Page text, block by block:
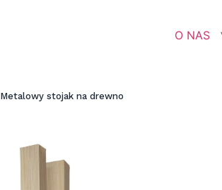
O NAS
Metalowy stojak na drewno